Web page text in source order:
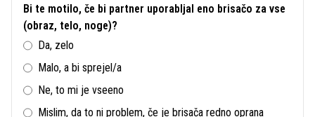
Bi te motilo, če bi partner uporabljal eno brisačo za vse
(obraz, telo, noge)?
Da, zelo
Malo, a bi sprejel/a
Ne, to mi je vseeno
Mislim, da to ni problem, če je brisača redno oprana